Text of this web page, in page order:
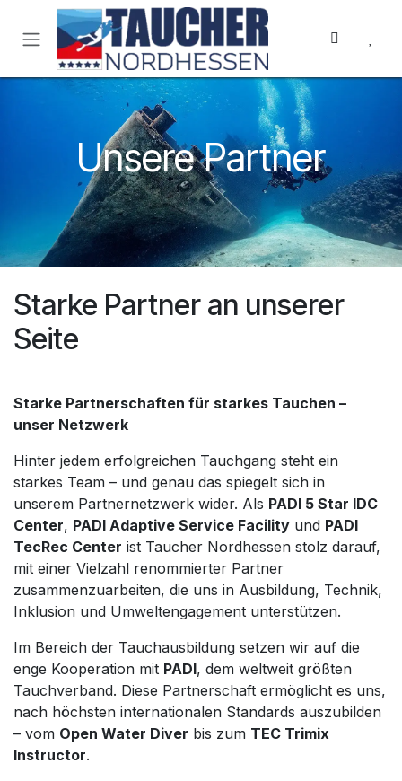
Zum Inhalt springen
Unsere Partner
Starke Partner an unserer
Seite
Starke Partnerschaften für starkes Tauchen –
unser Netzwerk
Hinter jedem erfolgreichen Tauchgang steht ein
starkes Team – und genau das spiegelt sich in
unserem Partnernetzwerk wider. Als PADI 5 Star IDC
Center, PADI Adaptive Service Facility und PADI
TecRec Center ist Taucher Nordhessen stolz darauf,
mit einer Vielzahl renommierter Partner
zusammenzuarbeiten, die uns in Ausbildung, Technik,
Inklusion und Umweltengagement unterstützen.
Im Bereich der Tauchausbildung setzen wir auf die
enge Kooperation mit PADI, dem weltweit größten
Tauchverband. Diese Partnerschaft ermöglicht es uns,
nach höchsten internationalen Standards auszubilden
– vom Open Water Diver bis zum TEC Trimix
Instructor.